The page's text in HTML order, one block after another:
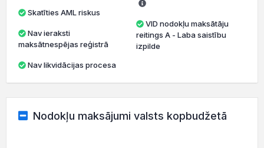
Skatīties AML riskus
maksātnespējas reģistrā
Nav likvidācijas procesa
VID nodokļu maksātāju
reitings A - Laba saistību
izpilde
Nodokļu maksājumi valsts kopbudžetā